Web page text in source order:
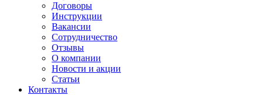
Договоры
Инструкции
Вакансии
Сотрудничество
Отзывы
О компании
Новости и акции
Статьи
Контакты